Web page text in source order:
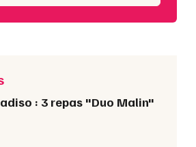
: 3 repas "Duo Malin"